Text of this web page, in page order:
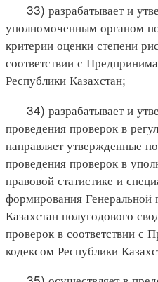
33) разрабатывает и
уполномоченным органом
критерии оценки степени
соответствии с
Республики Казахстан;
34) разрабатывает и
проведения проверок в
направляет утвержденные
проведения проверок в
правовой статистике и
формирования Генеральной
Казахстан полугодового
проверок в соответствии с
кодексом Республики